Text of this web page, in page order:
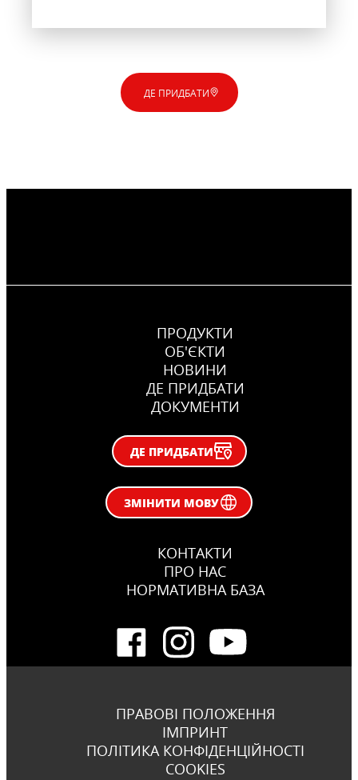
ДЕ ПРИДБАТИ
ПРОДУКТИ
ОБ'ЄКТИ
НОВИНИ
ДЕ ПРИДБАТИ
ДОКУМЕНТИ
ДЕ ПРИДБАТИ
ЗМІНИТИ МОВУ
КОНТАКТИ
ПРО НАС
НОРМАТИВНА БАЗА
ПРАВОВІ ПОЛОЖЕННЯ
ІМПРИНТ
ПОЛІТИКА КОНФІДЕНЦІЙНОСТІ
COOKIES